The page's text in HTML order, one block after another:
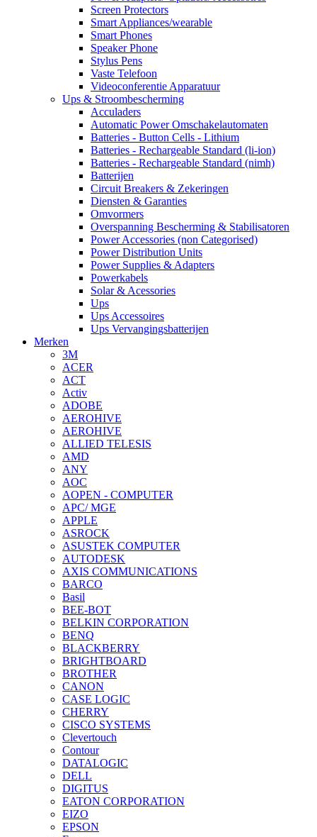
Screen Protectors
Smart Appliances/wearable
Smart Phones
Speaker Phone
Stylus Pens
Vaste Telefoon
Videoconferentie Apparatuur
Ups & Stroombescherming
Acculaders
Automatic Power Omschakelautomaten
Batteries - Button Cells - Lithium
Batteries - Rechargeable Standard (li-ion)
Batteries - Rechargeable Standard (nimh)
Batterijen
Circuit Breakers & Zekeringen
Diensten & Garanties
Omvormers
Overspanning Bescherming & Stabilisatoren
Power Accessories (non Categorised)
Power Distribution Units
Power Supplies & Adapters
Powerkabels
Solar & Acessories
Ups
Ups Accessoires
Ups Vervangingsbatterijen
Merken
3M
ACER
ACT
Activ
ADOBE
AEROHIVE
AEROHIVE
ALLIED TELESIS
AMD
ANY
AOC
AOPEN - COMPUTER
APC/ MGE
APPLE
ASROCK
ASUSTEK COMPUTER
AUTODESK
AXIS COMMUNICATIONS
BARCO
Basil
BEE-BOT
BELKIN CORPORATION
BENQ
BLACKBERRY
BRIGHTBOARD
BROTHER
CANON
CASE LOGIC
CHERRY
CISCO SYSTEMS
Clevertouch
Contour
DATALOGIC
DELL
DIGITUS
EATON CORPORATION
EIZO
EPSON